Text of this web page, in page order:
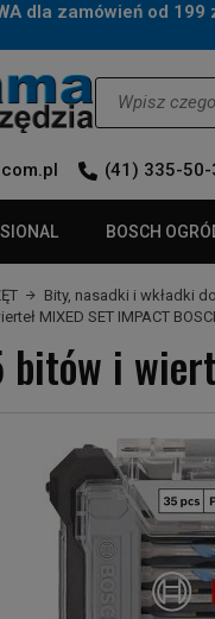
dla zamówień od 199
(41) 335-50-
BOSCH
Bity, nasadki i wkładki
MIXED SET IMPACT
i